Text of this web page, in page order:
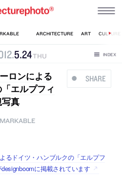
.5.24THU
SHARE
ロンによる
エルプフィ
真
るドイツ・ハンブルクの「エルプフ
に掲載されています